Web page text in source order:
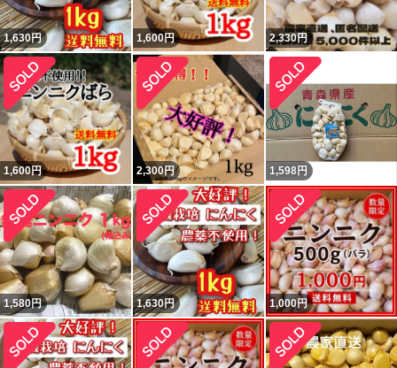
1,630円 1,600円 2,330円
1,600円 2,300円 1,598円
1,580円 1,630円 1,000円